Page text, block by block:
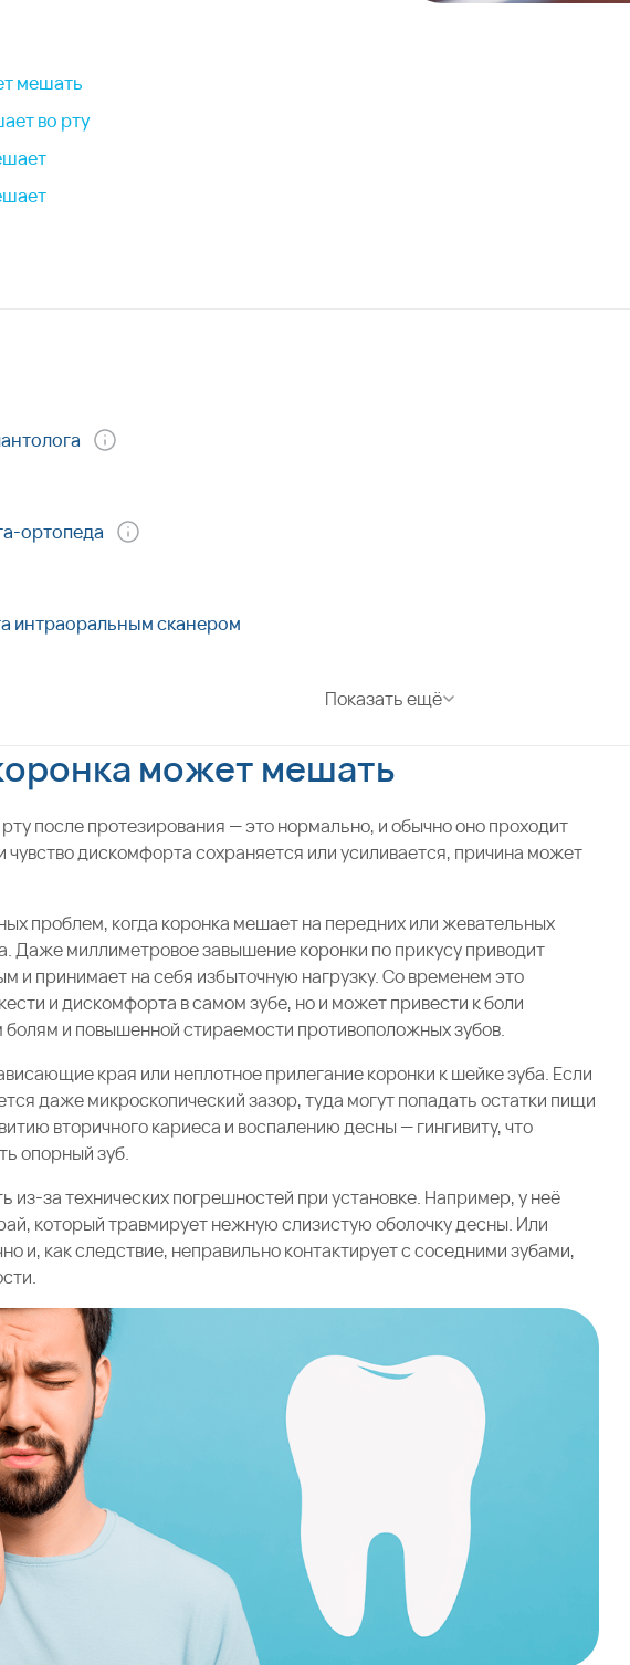
мешать
во рту
ортопеда
интраоральным сканером
Показать ещё
может мешать
после протезирования — это нормально, и обычно оно проходит
чувство дискомфорта сохраняется или усиливается, причина может
проблем, когда коронка мешает на передних или жевательных
Даже миллиметровое завышение коронки по прикусу приводит
и принимает на себя избыточную нагрузку. Со временем это
и дискомфорта в самом зубе, но и может привести к боли
болям и повышенной стираемости противоположных зубов.
края или неплотное прилегание коронки к шейке зуба. Если
даже микроскопический зазор, туда могут попадать остатки пищи
вторичного кариеса и воспалению десны — гингивиту, что
опорный зуб.
за технических погрешностей при установке. Например, у неё
который травмирует нежную слизистую оболочку десны. Или
и, как следствие, неправильно контактирует с соседними зубами,